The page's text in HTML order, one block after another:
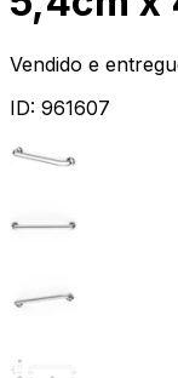
Vendido e
ID: 961607